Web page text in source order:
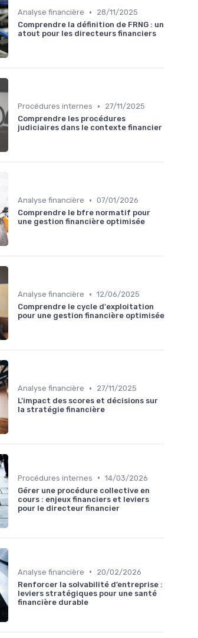
Analyse financière •
28/11/2025
Comprendre la définition de FRNG : un
atout pour les directeurs financiers
Procédures internes •
27/11/2025
Comprendre les procédures
judiciaires dans le contexte financier
Analyse financière • 07/01/2026
Comprendre le bfre normatif pour
une gestion financière optimisée
Analyse financière • 12/06/2025
Comprendre le cycle d'exploitation
pour une gestion financière optimisée
Analyse financière •
27/11/2025
L'impact des scores et décisions sur
la stratégie financière
Procédures internes • 14/03/2026
Gérer une procédure collective en
cours : enjeux financiers et leviers
pour le directeur financier
Analyse financière •
20/02/2026
Renforcer la solvabilité d’entreprise :
leviers stratégiques pour une santé
financière durable